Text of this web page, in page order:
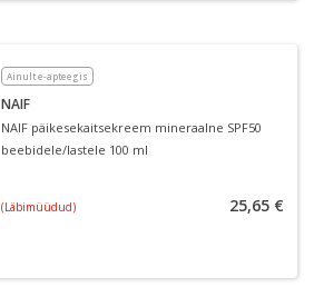
Ainult e-apteegis
NAIF
NAIF päikesekaitsekreem mineraalne SPF50
beebidele/lastele 100 ml
(Läbimüüdud) 25,65 €